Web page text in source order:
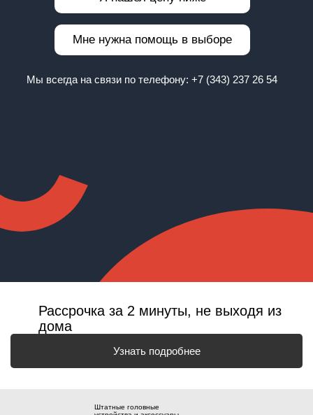
Мне нужна помощь в выборе
Мы всегда на связи по телефону: +7 (343) 237 26 54
Рассрочка за 2 минуты, не выходя из
дома
Узнать подробнее
Штатные головные